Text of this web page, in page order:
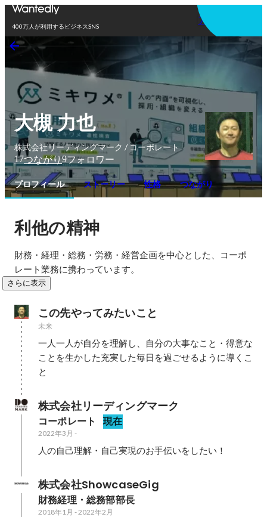
400万人が利用するビジネスSNS
アプリを使う
大槻 力也
株式会社リーディングマーク / コーポレート
17つながり9フォロワー
プロフィール ストーリー 性格 つながり
利他の精神
財務・経理・総務・労務・経営企画を中心とした、コーポ
レート業務に携わっています。
さらに表示
この先やってみたいこと
未来
一人一人が自分を理解し、自分の大事なこと・得意な
ことを生かした充実した毎日を過ごせるように導くこ
と
株式会社リーディングマーク
コーポレート 現在
2022年3月 -
人の自己理解・自己実現のお手伝いをしたい！
株式会社ShowcaseGig
財務経理・総務部部長
2018年1月 -2022年2月